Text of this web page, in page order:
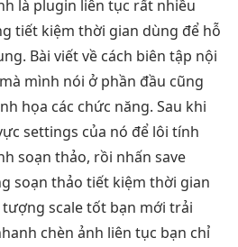
là plugin liên tục rất nhiều
tiết kiệm thời gian dùng để hỗ
Bài viết về cách biên tập nội
mình nói ở phần đầu cũng
họa các chức năng. Sau khi
settings của nó để lôi tính
soạn thảo, rồi nhấn save
soạn thảo tiết kiệm thời gian
tượng scale tốt bạn mới trải
chèn ảnh liên tục bạn chỉ